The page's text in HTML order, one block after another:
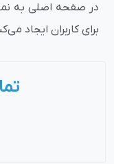
در صفحه اصلی به
برای کاربران ایجاد